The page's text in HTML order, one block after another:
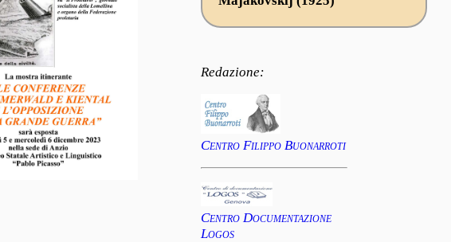
Redazione:
Centro Filippo Buonarroti
Centro Documentazione
Logos